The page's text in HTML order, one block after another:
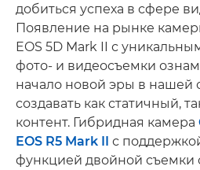
добиться успеха в сфере
Появление на рынке
EOS 5D Mark II с
фото- и видеосъемки
начало новой эры в нашей
создавать как статичный,
контент. Гибридная камера
EOS R5 Mark II с
функцией двойной съемки